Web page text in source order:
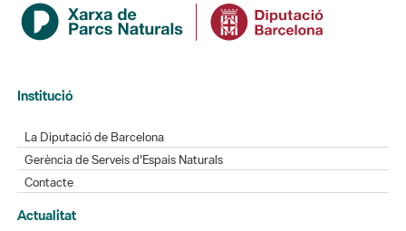
Institució
La Diputació de Barcelona
Gerència de Serveis d'Espais Naturals
Contacte
Actualitat